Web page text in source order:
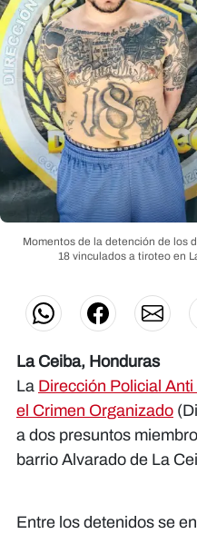
Momentos de la detención de los
18 vinculados a tiroteo en
La Ceiba, Honduras
La Dirección Policial
el Crimen Organizado
a dos presuntos
barrio Alvarado de La
Entre los detenidos se